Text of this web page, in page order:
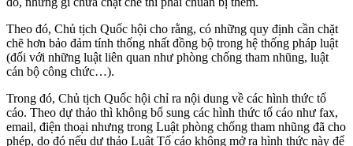
Theo đó, Chủ tịch Quốc hội cho rằng, có những quy định cần chặt
chẽ hơn bảo đảm tính thống nhất đồng bộ trong hệ thống pháp luật
(đối với những luật liên quan như phòng chống tham nhũng, luật
cán bộ công chức…).
Trong đó, Chủ tịch Quốc hội chỉ ra nội dung về các hình thức tố
cáo. Theo dự thảo thì không bổ sung các hình thức tố cáo như fax,
email, điện thoại nhưng trong Luật phòng chống tham nhũng đã cho
phép, do đó nếu dự thảo Luật Tố cáo không mở ra hình thức này để